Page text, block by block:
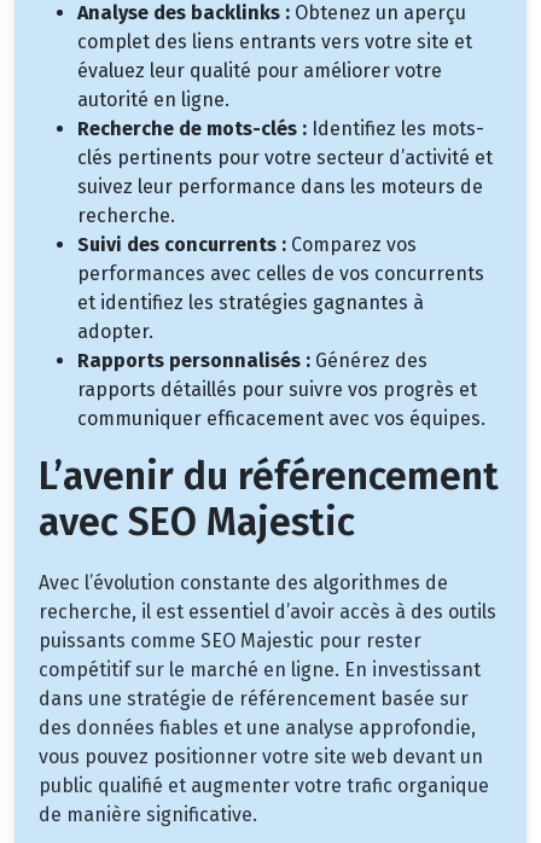
Analyse des backlinks : Obtenez un aperçu
complet des liens entrants vers votre site et
évaluez leur qualité pour améliorer votre
autorité en ligne.
Recherche de mots-clés : Identifiez les mots-
clés pertinents pour votre secteur d’activité et
suivez leur performance dans les moteurs de
recherche.
Suivi des concurrents : Comparez vos
performances avec celles de vos concurrents
et identifiez les stratégies gagnantes à
adopter.
Rapports personnalisés : Générez des
rapports détaillés pour suivre vos progrès et
communiquer efficacement avec vos équipes.
L’avenir du référencement
avec SEO Majestic
Avec l’évolution constante des algorithmes de
recherche, il est essentiel d’avoir accès à des outils
puissants comme SEO Majestic pour rester
compétitif sur le marché en ligne. En investissant
dans une stratégie de référencement basée sur
des données fiables et une analyse approfondie,
vous pouvez positionner votre site web devant un
public qualifié et augmenter votre trafic organique
de manière significative.